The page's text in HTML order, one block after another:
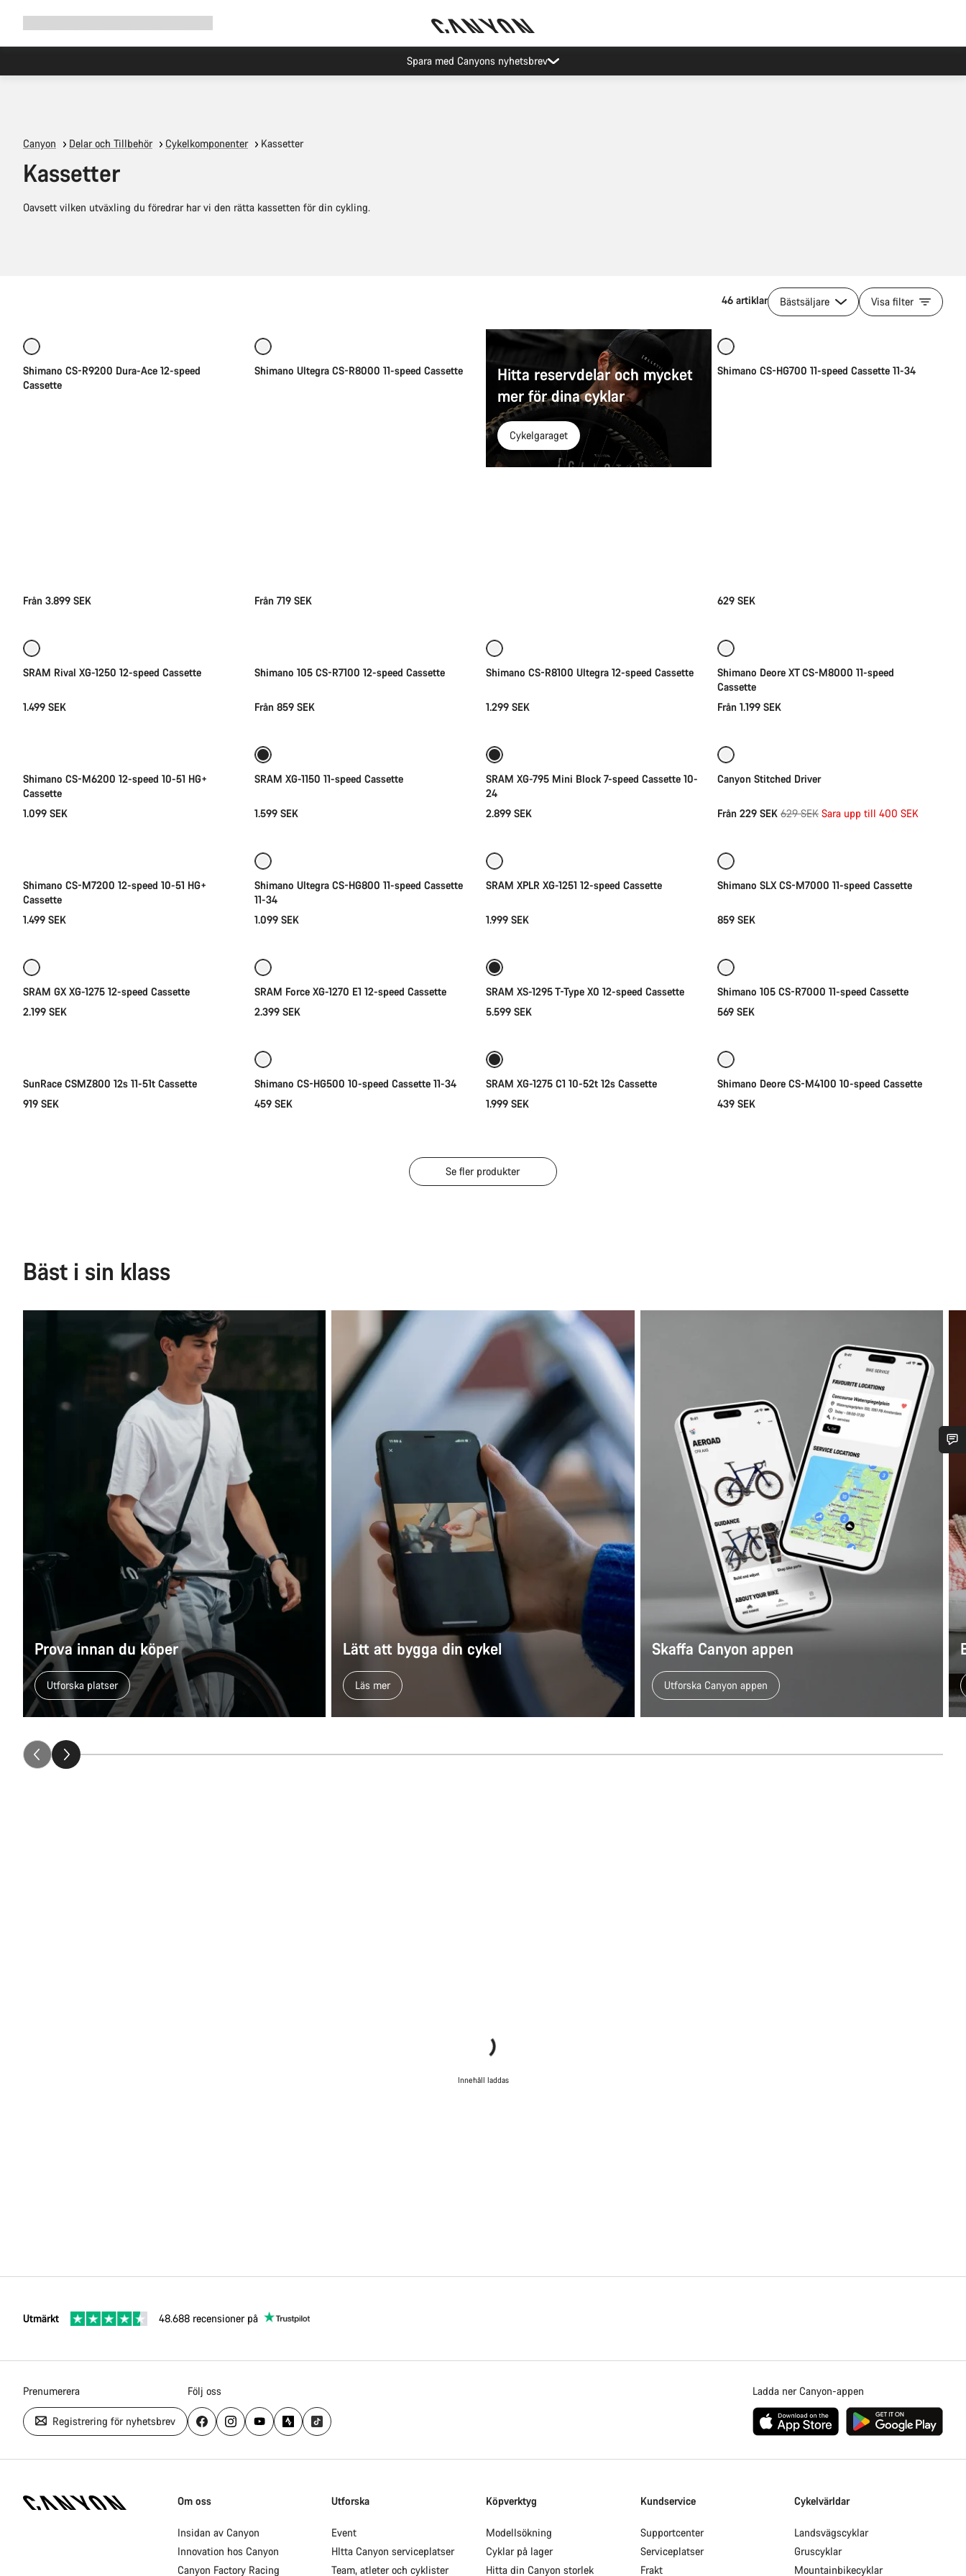
Canyon Evenemang
Canyon Delar och Tillbehör Cykelkomponenter Kassetter
Kassetter
Oavsett vilken utväxling du föredrar har vi den rätta kassetten för din cykling.
46 artiklar Bästsäljare Visa filter
Shimano CS-R9200 Dura-Ace 12-speed
Cassette
Från 3.899 SEK
Shimano Ultegra CS-R8000 11-speed Cassette
Från 719 SEK
Hitta reservdelar och mycket
mer för dina cyklar
Cykelgaraget
Lägg i kundvagn
Shimano CS-HG700 11-speed Cassette 11-34
629 SEK
SRAM Rival XG-1250 12-speed Cassette
1.499 SEK
Shimano 105 CS-R7100 12-speed Cassette
Från 859 SEK
Shimano CS-R8100 Ultegra 12-speed Cassette
1.299 SEK
Shimano Deore XT CS-M8000 11-speed
Cassette
Från 1.199 SEK
Shimano CS-M6200 12-speed 10-51 HG+
Cassette
1.099 SEK
SRAM XG-1150 11-speed Cassette
1.599 SEK
SRAM XG-795 Mini Block 7-speed Cassette 10-
24
2.899 SEK
Canyon Stitched Driver
Från 229 SEK Originalpris
629 SEK Sara upp till 400 SEK
Shimano CS-M7200 12-speed 10-51 HG+
Cassette
1.499 SEK
Shimano Ultegra CS-HG800 11-speed Cassette
11-34
1.099 SEK
SRAM XPLR XG-1251 12-speed Cassette
1.999 SEK
Snabbval
Shimano SLX CS-M7000 11-speed Cassette
859 SEK
SRAM GX XG-1275 12-speed Cassette
2.199 SEK
SRAM Force XG-1270 E1 12-speed Cassette
2.399 SEK
SRAM XS-1295 T-Type X0 12-speed Cassette
5.599 SEK
Shimano 105 CS-R7000 11-speed Cassette
569 SEK
SunRace CSMZ800 12s 11-51t Cassette
919 SEK
Shimano CS-HG500 10-speed Cassette 11-34
459 SEK
SRAM XG-1275 C1 10-52t 12s Cassette
1.999 SEK
Shimano Deore CS-M4100 10-speed Cassette
439 SEK
Se fler produkter
Bäst i sin klass
Prova innan du köper
Utforska platser
Lätt att bygga din cykel
Läs mer
Skaffa Canyon appen
Utforska Canyon appen
Innehåll laddas
Utmärkt 48.688 recensioner på
Prenumerera
Registrering för nyhetsbrev
Följ oss Ladda ner Canyon-appen
hemsida
Om oss
Insidan av Canyon
Innovation hos Canyon
Canyon Factory Racing
Utforska
Event
HItta Canyon serviceplatser
Team, atleter och cyklister
Köpverktyg
Modellsökning
Cyklar på lager
Hitta din Canyon storlek
Kundservice
Supportcenter
Serviceplatser
Frakt
Cykelvärldar
Landsvägscyklar
Gruscyklar
Mountainbikecyklar
Behöver du hjälp?
Vår kundtjänst finns här redo att besvara dina frågor om allt från ändringar i din order till storleksfrågor på cyklar.
Starta chatt